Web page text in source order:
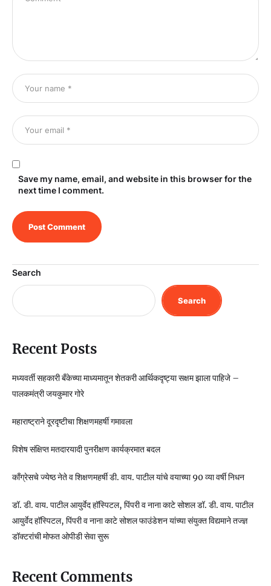
Save my name, email, and website in this browser for the
next time I comment.
Search
Search
Recent Posts
मध्यवर्ती सहकारी बँकेच्या माध्यमातून शेतकरी आर्थिकदृष्ट्या सक्षम झाला पाहिजे –
पालकमंत्री जयकुमार गोरे
महाराष्ट्राने दूरदृष्टीचा शिक्षणमहर्षी गमावला
विशेष संक्षिप्त मतदारयादी पुनरीक्षण कार्यक्रमात बदल
काँग्रेसचे ज्येष्ठ नेते व शिक्षणमहर्षी डी. वाय. पाटील यांचे वयाच्या 90 व्या वर्षी निधन
डॉ. डी. वाय. पाटील आयुर्वेद हॉस्पिटल, पिंपरी व नाना काटे सोशल डॉ. डी. वाय. पाटील
आयुर्वेद हॉस्पिटल, पिंपरी व नाना काटे सोशल फाउंडेशन यांच्या संयुक्त विद्यमाने तज्ज्ञ
डॉक्टरांची मोफत ओपीडी सेवा सुरू
Recent Comments